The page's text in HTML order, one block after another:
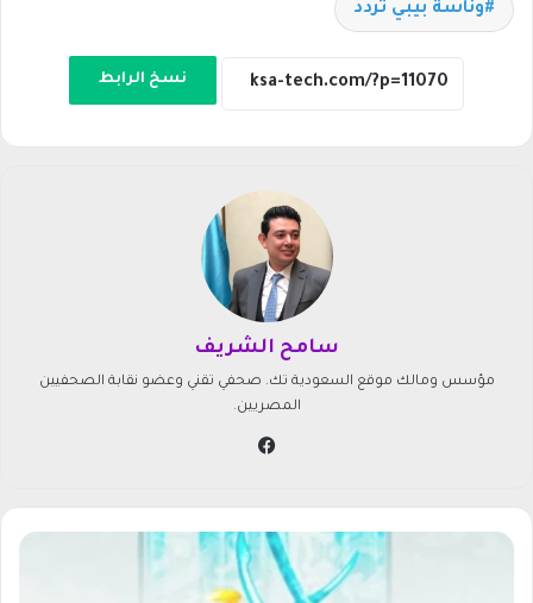
وناسة بيبي تردد
نسخ الرابط
سامح الشريف
مؤسس ومالك موقع السعودية تك. صحفي تقني وعضو نقابة الصحفيين
المصريين.
ا